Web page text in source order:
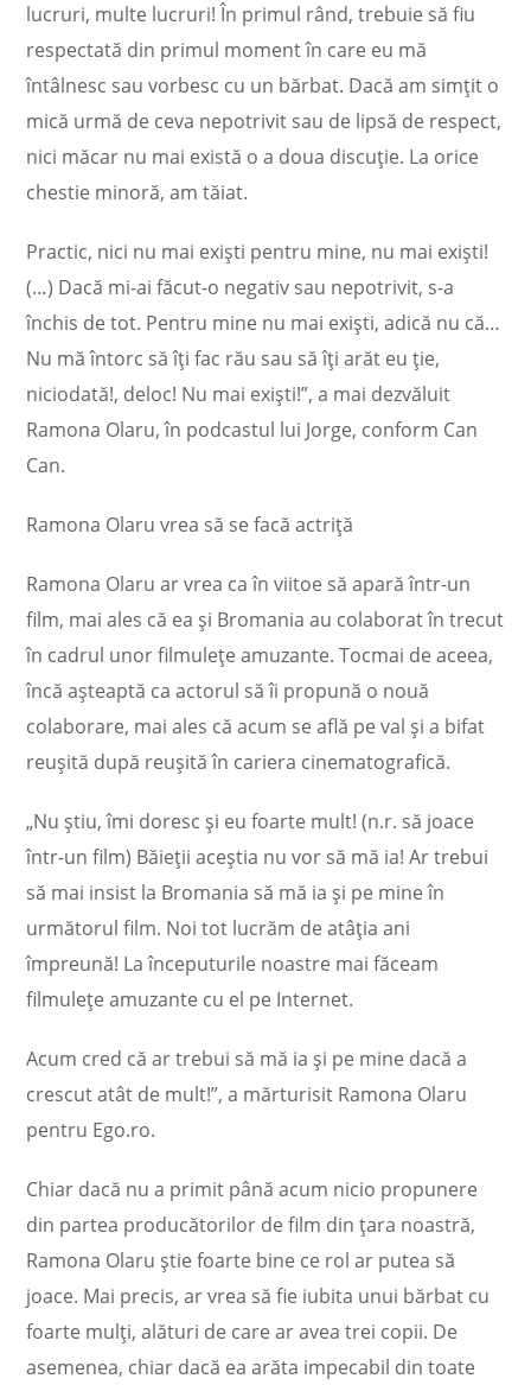
lucruri, multe lucruri! În primul rând, trebuie să fiu
respectată din primul moment în care eu mă
întâlnesc sau vorbesc cu un bărbat. Dacă am simțit o
mică urmă de ceva nepotrivit sau de lipsă de respect,
nici măcar nu mai există o a doua discuție. La orice
chestie minoră, am tăiat.
Practic, nici nu mai exiști pentru mine, nu mai exiști!
(…) Dacă mi-ai făcut-o negativ sau nepotrivit, s-a
închis de tot. Pentru mine nu mai exiști, adică nu că…
Nu mă întorc să îți fac rău sau să îți arăt eu ție,
niciodată!, deloc! Nu mai exiști!”, a mai dezvăluit
Ramona Olaru, în podcastul lui Jorge, conform Can
Can.
Ramona Olaru vrea să se facă actriță
Ramona Olaru ar vrea ca în viitoe să apară într-un
film, mai ales că ea și Bromania au colaborat în trecut
în cadrul unor filmulețe amuzante. Tocmai de aceea,
încă așteaptă ca actorul să îi propună o nouă
colaborare, mai ales că acum se află pe val și a bifat
reușită după reușită în cariera cinematografică.
„Nu știu, îmi doresc și eu foarte mult! (n.r. să joace
într-un film) Băieții aceștia nu vor să mă ia! Ar trebui
să mai insist la Bromania să mă ia și pe mine în
următorul film. Noi tot lucrăm de atâția ani
împreună! La începuturile noastre mai făceam
filmulețe amuzante cu el pe Internet.
Acum cred că ar trebui să mă ia și pe mine dacă a
crescut atât de mult!”, a mărturisit Ramona Olaru
pentru Ego.ro.
Chiar dacă nu a primit până acum nicio propunere
din partea producătorilor de film din țara noastră,
Ramona Olaru știe foarte bine ce rol ar putea să
joace. Mai precis, ar vrea să fie iubita unui bărbat cu
foarte mulți, alături de care ar avea trei copii. De
asemenea, chiar dacă ea arăta impecabil din toate